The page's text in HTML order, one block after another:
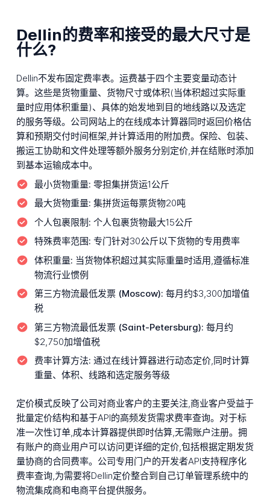
Dellin的费率和接受的最大尺寸是
什么?
Dellin不发布固定费率表。运费基于四个主要变量动态计
算。这些是货物重量、货物尺寸或体积(当体积超过实际重
量时应用体积重量)、具体的始发地到目的地线路以及选定
的服务等级。公司网站上的在线成本计算器同时返回价格估
算和预期交付时间框架,并计算适用的附加费。保险、包装、
搬运工协助和文件处理等额外服务分别定价,并在结账时添加
到基本运输成本中。
最小货物重量: 零担集拼货运1公斤
最大货物重量: 集拼货运每票货物20吨
个人包裹限制: 个人包裹货物最大15公斤
特殊费率范围: 专门针对30公斤以下货物的专用费率
体积重量: 当货物体积超过其实际重量时适用,遵循标准
物流行业惯例
第三方物流最低发票 (Moscow): 每月约$3,300加增值
税
第三方物流最低发票 (Saint-Petersburg): 每月约
$2,750加增值税
费率计算方法: 通过在线计算器进行动态定价,同时计算
重量、体积、线路和选定服务等级
定价模式反映了公司对商业客户的主要关注,商业客户受益于
批量定价结构和基于API的高频发货需求费率查询。对于标
准一次性订单,成本计算器提供即时估算,无需账户注册。拥
有账户的商业用户可以访问更详细的定价,包括根据定期发货
量协商的合同费率。公司专用门户的开发者API支持程序化
费率查询,为需要将Dellin定价整合到自己订单管理系统中的
物流集成商和电商平台提供服务。